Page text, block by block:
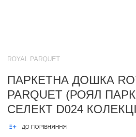
ROYAL PARQUET
ПАРКЕТНА ДОШКА
PARQUET (РОЯЛ
СЕЛЕКТ D024
ДО ПОРІВНЯННЯ